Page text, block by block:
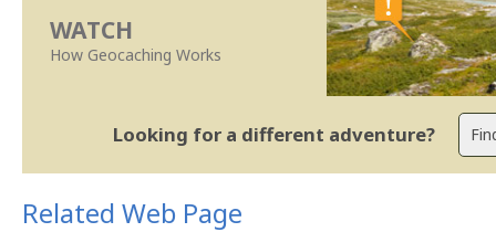
WATCH
How Geocaching Works
Looking for a different adventure?
Related Web Page